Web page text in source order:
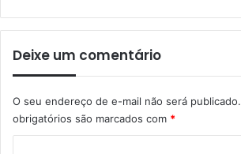
Deixe um comentário
O seu endereço de e-mail não será publicado.
obrigatórios são marcados com *